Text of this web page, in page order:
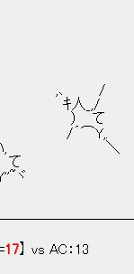
　　　 /
ｷ人_,/
　　　 ）　 て
　　　　/´⌒Y,.
　　　　　　　＼
ヾ
17】 vs AC：13